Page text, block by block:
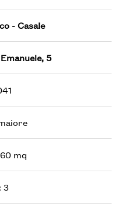
- Casale
5
mq
3